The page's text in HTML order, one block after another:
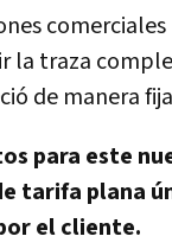
traza
de manera
para este
tarifa plana
el cliente.